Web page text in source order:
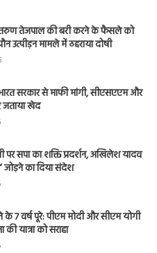
तरुण तेजपाल की बरी करने के फैसले को
उत्पीड़न मामले में ठहराया दोषी
सरकार से माफी मांगी, सीएसएएम और
खेद
पर सपा का शक्ति प्रदर्शन, अखिलेश यादव
जोड़ने का दिया संदेश
7 वर्ष पूरे: पीएम मोदी और सीएम योगी
यात्रा को सराहा